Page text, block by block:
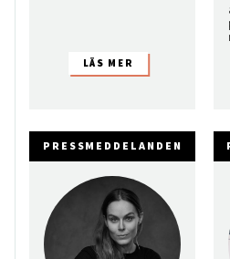
PRESSMEDDELANDEN